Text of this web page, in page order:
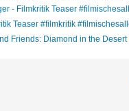
- Filmkritik Teaser
Teaser #filmkritik
Friends: Diamond in the